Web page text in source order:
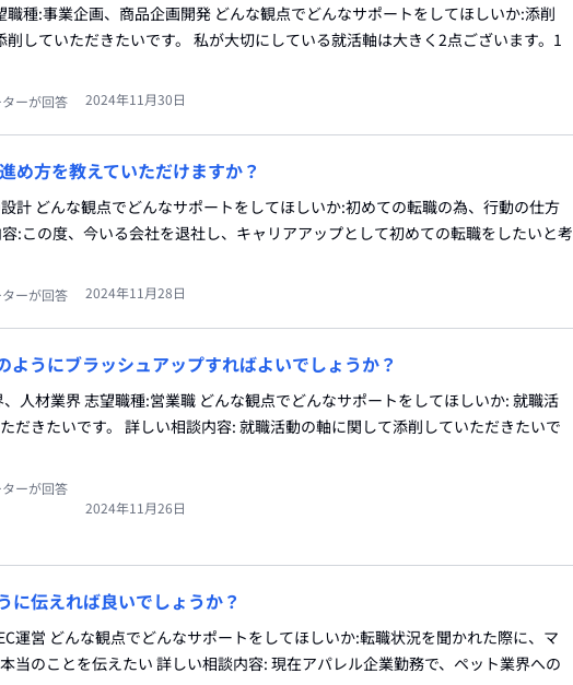
種:事業企画、商品企画開発 どんな観点でどんなサポートをしてほしいか:添削
していただきたいです。 私が大切にしている就活軸は大きく2点ございます。1
ーが回答 2024年11月30日
め方を教えていただけますか？
計 どんな観点でどんなサポートをしてほしいか:初めての転職の為、行動の仕方
:この度、今いる会社を退社し、キャリアアップとして初めての転職をしたいと考
ーが回答 2024年11月28日
ようにブラッシュアップすればよいでしょうか？
人材業界 志望職種:営業職 どんな観点でどんなサポートをしてほしいか: 就職活
だきたいです。 詳しい相談内容: 就職活動の軸に関して添削していただきたいで
ーが回答
2024年11月26日
に伝えれば良いでしょうか？
運営 どんな観点でどんなサポートをしてほしいか:転職状況を聞かれた際に、マ
当のことを伝えたい 詳しい相談内容: 現在アパレル企業勤務で、ペット業界への